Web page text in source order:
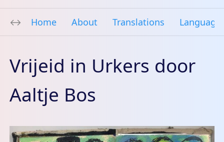
Home About Translations
Vrijeid in Urkers door
Aaltje Bos